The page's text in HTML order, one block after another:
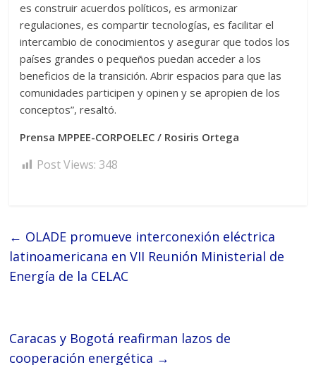
es construir acuerdos políticos, es armonizar
regulaciones, es compartir tecnologías, es facilitar el
intercambio de conocimientos y asegurar que todos los
países grandes o pequeños puedan acceder a los
beneficios de la transición. Abrir espacios para que las
comunidades participen y opinen y se apropien de los
conceptos”, resaltó.
Prensa MPPEE-CORPOELEC / Rosiris Ortega
Post Views: 348
← OLADE promueve interconexión eléctrica
latinoamericana en VII Reunión Ministerial de
Energía de la CELAC
Caracas y Bogotá reafirman lazos de
cooperación energética →